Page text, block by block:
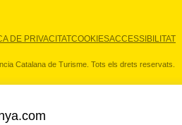
DE PRIVACITATCOOKIESACCESSIBILITAT
Catalana de Turisme. Tots els drets reservats.